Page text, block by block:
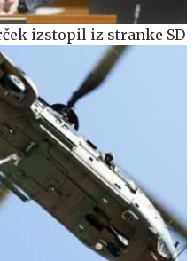
izstopil iz stranke SD